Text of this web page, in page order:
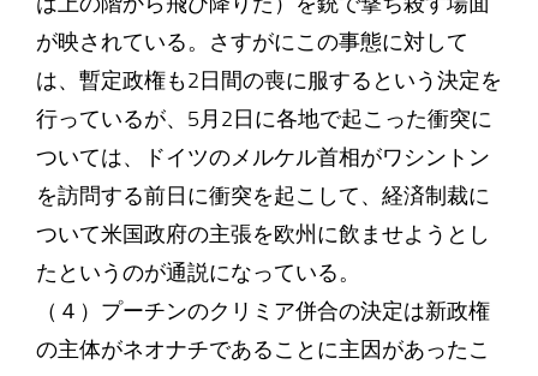
が映されている。さすがにこの事態に対して
は、暫定政権も2日間の喪に服するという決定を
行っているが、5月2日に各地で起こった衝突に
ついては、ドイツのメルケル首相がワシントン
を訪問する前日に衝突を起こして、経済制裁に
ついて米国政府の主張を欧州に飲ませようとし
たというのが通説になっている。
（４）プーチンのクリミア併合の決定は新政権
の主体がネオナチであることに主因があったこ